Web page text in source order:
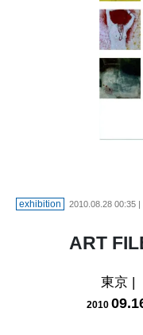
exhibition 2010.08.28 00:35|
ART
東京 |
2010 09.